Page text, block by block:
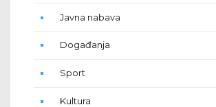
Javna nabava
Događanja
Sport
Kultura